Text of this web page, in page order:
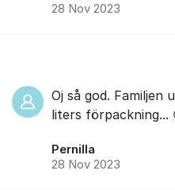
28 Nov 2023
Oj så god. Familjen
liters förpackning...
Pernilla
28 Nov 2023